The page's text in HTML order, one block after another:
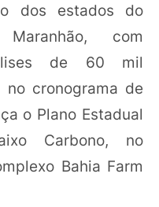
dos estados do
com
de 60 mil
cronograma de
o Plano Estadual
Carbono, no
Bahia Farm